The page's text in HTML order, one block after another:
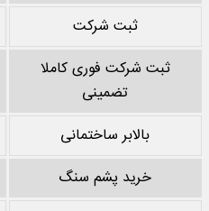
ثبت شرکت
ثبت شرکت فوری کاملا
تضمینی
بالابر ساختمانی
خرید پشم سنگ